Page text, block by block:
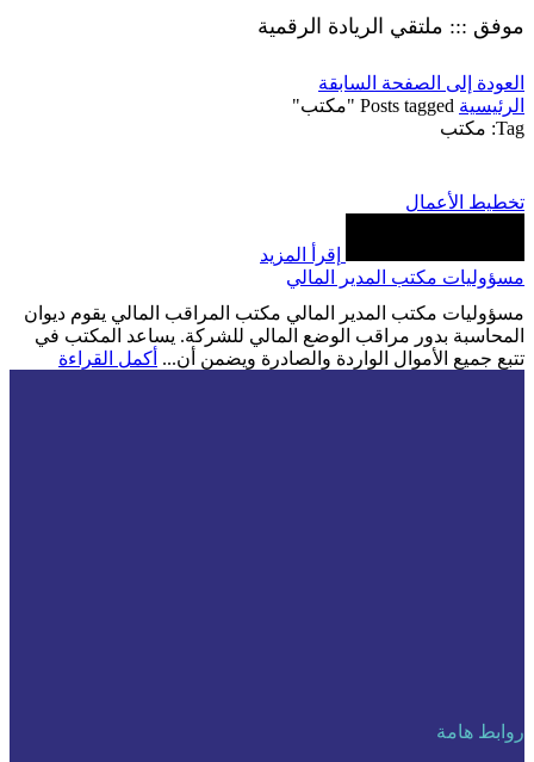
موفق ::: ملتقي الريادة الرقمية
العودة إلى الصفحة السابقة
الرئيسية Posts tagged "مكتب"
Tag: مكتب
تخطيط الأعمال
إقرأ المزيد
مسؤوليات مكتب المدير المالي
مسؤوليات مكتب المدير المالي مكتب المراقب المالي يقوم ديوان
المحاسبة بدور مراقب الوضع المالي للشركة. يساعد المكتب في
تتبع جميع الأموال الواردة والصادرة ويضمن أن... أكمل القراءة
روابط هامة